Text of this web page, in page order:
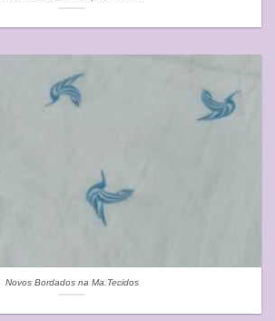
Novos Bordados na Ma.Tecidos